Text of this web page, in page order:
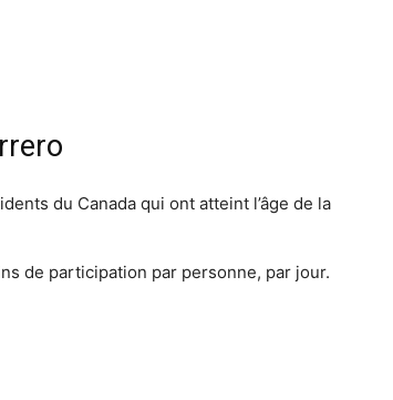
du Canada qui ont atteint l’âge de la
de participation par personne, par jour.